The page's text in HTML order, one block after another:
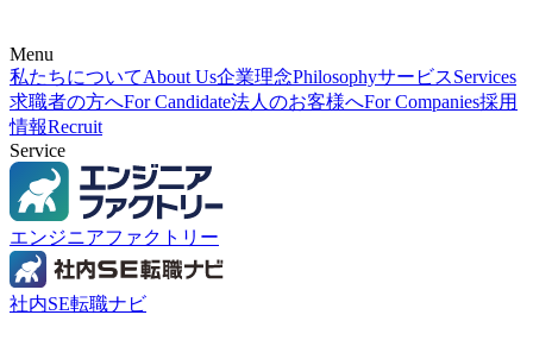
Menu
私たちについてAbout Us企業理念PhilosophyサービスServices
求職者の方へFor Candidate法人のお客様へFor Companies採用
情報Recruit
Service
エンジニアファクトリー
社内SE転職ナビ